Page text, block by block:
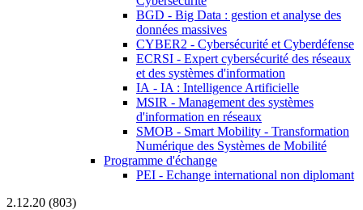
BGD - Big Data : gestion et analyse des
données massives
CYBER2 - Cybersécurité et Cyberdéfense
ECRSI - Expert cybersécurité des réseaux
et des systèmes d'information
IA - IA : Intelligence Artificielle
MSIR - Management des systèmes
d'information en réseaux
SMOB - Smart Mobility - Transformation
Numérique des Systèmes de Mobilité
Programme d'échange
PEI - Echange international non diplomant
2.12.20 (803)